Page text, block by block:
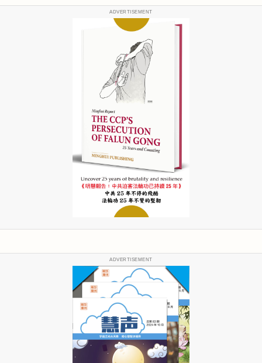
ADVERTISEMENT
ADVERTISEMENT